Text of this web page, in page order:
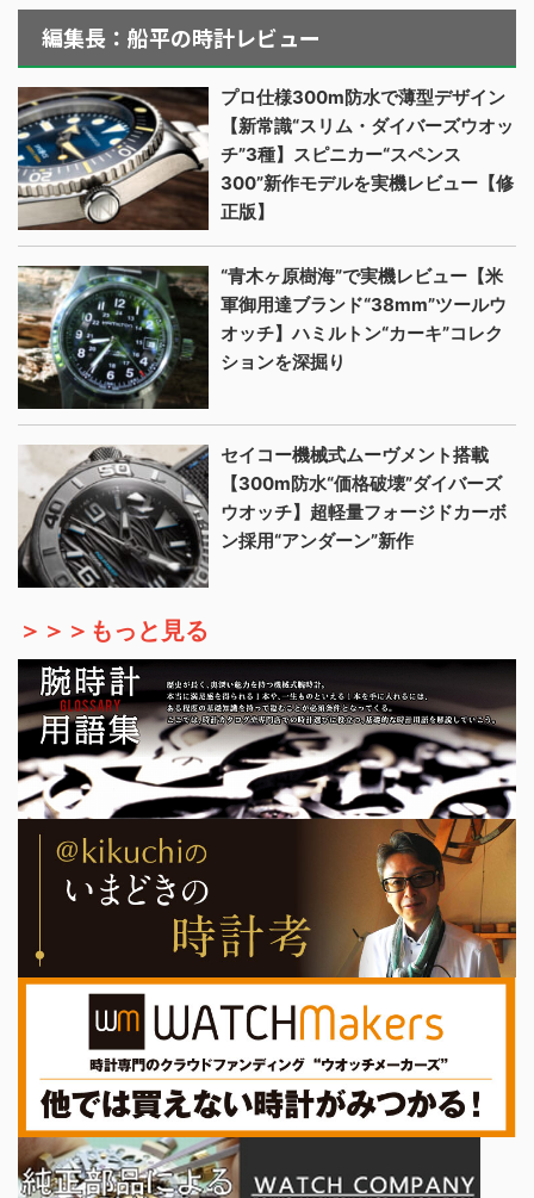
編集長：船平の時計レビュー
プロ仕様300m防水で薄型デザイン
【新常識“スリム・ダイバーズウオッ
チ”3種】スピニカー“スペンス
300”新作モデルを実機レビュー【修
正版】
“青木ヶ原樹海”で実機レビュー【米
軍御用達ブランド“38mm”ツールウ
オッチ】ハミルトン“カーキ”コレク
ションを深掘り
セイコー機械式ムーヴメント搭載
【300m防水“価格破壊”ダイバーズ
ウオッチ】超軽量フォージドカーボ
ン採用“アンダーン”新作
＞＞＞もっと見る